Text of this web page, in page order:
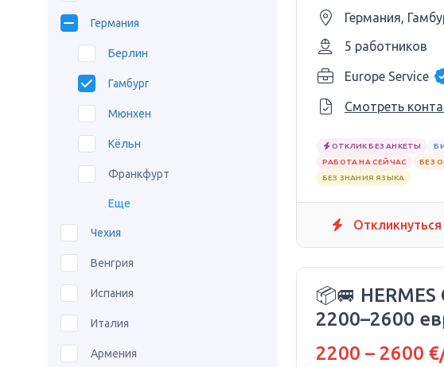
Германия
Берлин
Гамбург
Мюнхен
Кёльн
Франкфурт
Еще
Чехия
Венгрия
Испания
Италия
Армения
Германия,
5 работников
Europe Service
Смотреть
ОТКЛИК БЕЗ АНКЕТЫ
РАБОТА НА СЕЙЧАС
БЕЗ
БЕЗ ЗНАНИЯ ЯЗЫКА
Откликнуться
📦🚐 HERMES
2200–2600
2200 – 2600